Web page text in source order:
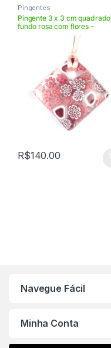
Pingentes
Pingente 3 x 3 cm quadrado
fundo rosa com flores –
R$140.00
Navegue Fácil
Minha Conta